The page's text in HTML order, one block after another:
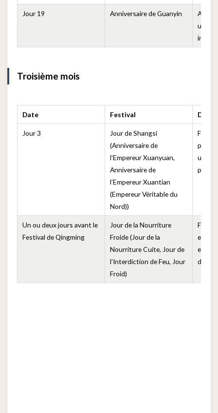
Jour 19 Anniversaire de Guanyin
un
Troisième mois
Date Festival
Jour 3
Jour de Shangsi
(Anniversaire de
l’Empereur Xuanyuan,
Anniversaire de
l’Empereur Xuantian
(Empereur Véritable du
Nord))
un
Un ou deux jours avant le
Festival de Qingming
Jour de la Nourriture
Froide (Jour de la
Nourriture Cuite, Jour de
l’Interdiction de Feu, Jour
Froid)
est
et où
des